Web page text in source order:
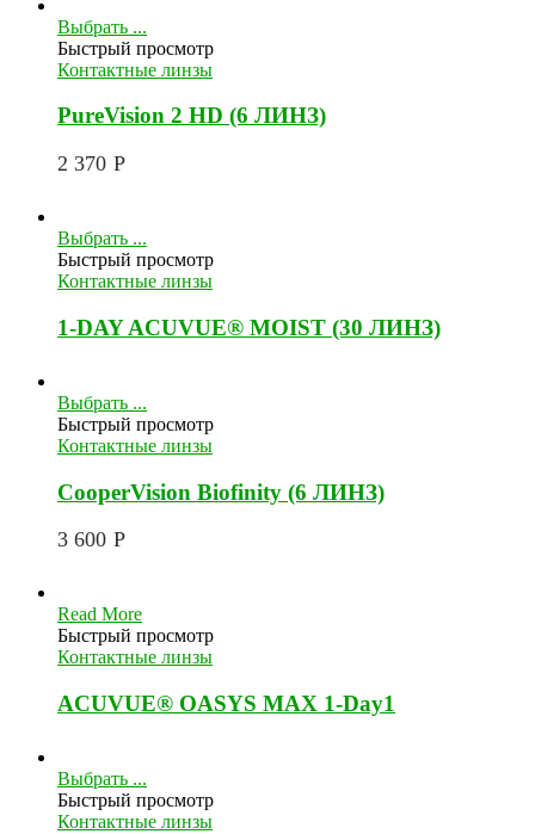
Выбрать ...
Быстрый просмотр
Контактные линзы
PureVision 2 HD (6 ЛИНЗ)
2 370 Р
Выбрать ...
Быстрый просмотр
Контактные линзы
1-DAY ACUVUE® MOIST (30 ЛИНЗ)
Выбрать ...
Быстрый просмотр
Контактные линзы
CooperVision Biofinity (6 ЛИНЗ)
3 600 Р
Read More
Быстрый просмотр
Контактные линзы
ACUVUE® OASYS MAX 1-Day1
Выбрать ...
Быстрый просмотр
Контактные линзы